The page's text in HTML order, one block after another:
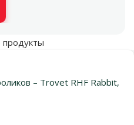
– Trovet RHF Rabbit,